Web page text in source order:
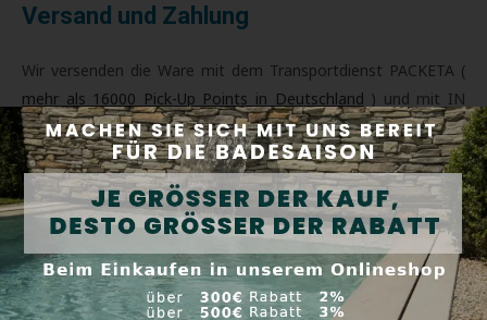
Versand und Zahlung
Wir versenden die Ware mit dem Transportdienst PACKETA (
mehr als 16000 Pick-Up Points in Deutschland ) und mit IN
TIME. Sie können die Zahlung per PAYPAL, Online-
Zahlungskarte oder Überweisung vom Konto vornehmen.
Wir beraten Sie gerne über die Lieferung Datum auf tel.
Nummern:+43 664 99168910, +421 908 101 086 ,+421 911
545 479.
Ausführlichere Informationen zu den Verkehrsträgern finden
Sie imAbschnitt Geschäftsbedingungen.